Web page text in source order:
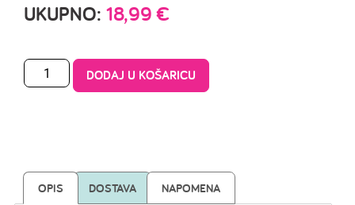
UKUPNO: 18,99€
DODAJ U KOŠARICU
OPIS DOSTAVA NAPOMENA